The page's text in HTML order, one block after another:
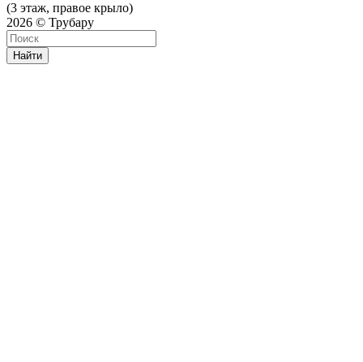
(3 этаж, правое крыло)
2026 © Трубару
Найти